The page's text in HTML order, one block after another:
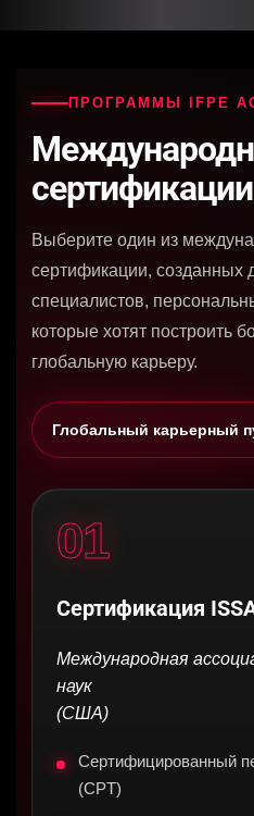
ПРОГРАММЫ IFPE
сертификации
Выберите один из
сертификации, созданных
специалистов,
которые хотят построить
глобальную карьеру.
Глобальный карьерный
01
Сертификация
Международная
наук
(США)
Сертифицированный
(CPT)